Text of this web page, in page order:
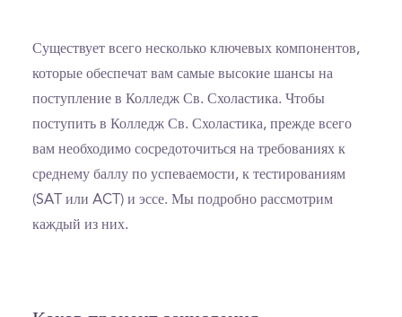
Существует всего несколько ключевых компонентов,
которые обеспечат вам самые высокие шансы на
поступление в Колледж Св. Схоластика. Чтобы
поступить в Колледж Св. Схоластика, прежде всего
вам необходимо сосредоточиться на требованиях к
среднему баллу по успеваемости, к тестированиям
(SAT или ACT) и эссе. Мы подробно рассмотрим
каждый из них.